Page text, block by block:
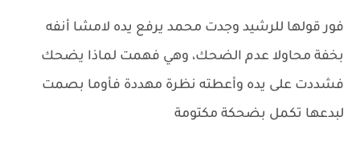
فور قولها للرشيد وجدت محمد يرفع يده لامشا أنفه
بخفة محاولا عدم الضحك، وهي فهمت لماذا يضحك
فشددت على يده وأعطته نظرة مهددة فأوما بصمت
لبدعها تكمل بضحكة مكتومة